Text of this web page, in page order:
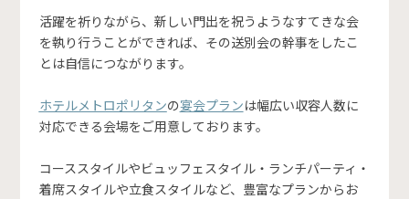
活躍を祈りながら、新しい門出を祝うようなすてきな会
を執り行うことができれば、その送別会の幹事をしたこ
とは自信につながります。
ホテルメトロポリタンの宴会プランは幅広い収容人数に
対応できる会場をご用意しております。
コーススタイルやビュッフェスタイル・ランチパーティ・
着席スタイルや立食スタイルなど、豊富なプランからお